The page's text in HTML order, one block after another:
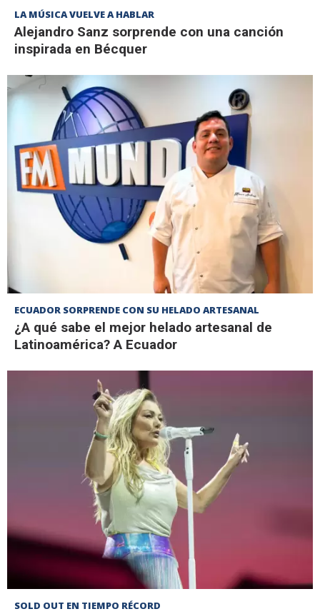
LA MÚSICA VUELVE A HABLAR
Alejandro Sanz sorprende con una canción
inspirada en Bécquer
ECUADOR SORPRENDE CON SU HELADO ARTESANAL
¿A qué sabe el mejor helado artesanal de
Latinoamérica? A Ecuador
SOLD OUT EN TIEMPO RÉCORD